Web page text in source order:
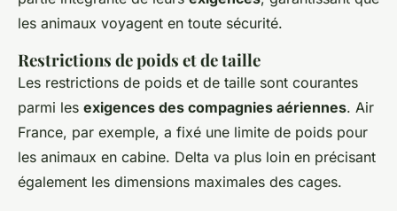
les animaux voyagent en toute sécurité.
Restrictions de poids et de taille
Les restrictions de poids et de taille sont courantes
parmi les exigences des compagnies aériennes. Air
France, par exemple, a fixé une limite de poids pour
les animaux en cabine. Delta va plus loin en précisant
également les dimensions maximales des cages.